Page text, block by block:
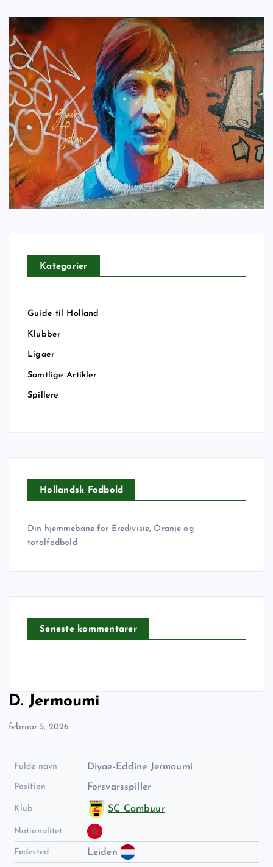
Kategorier
Guide til Holland
Klubber
Ligaer
Samtlige Artikler
Spillere
Hollandsk Fodbold
Din hjemmebane for Eredivisie, Oranje og
totalfodbold
Seneste kommentarer
D. Jermoumi
februar 5, 2026
Fulde navn Diyae-Eddine Jermoumi
Position Forsvarsspiller
Klub SC Cambuur
Nationalitet
Fødested Leiden